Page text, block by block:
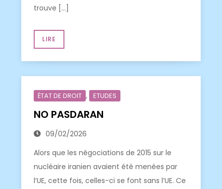
trouve […]
LIRE
ÉTAT DE DROIT , ETUDES
NO PASDARAN
09/02/2026
Alors que les négociations de 2015 sur le
nucléaire iranien avaient été menées par
l’UE, cette fois, celles-ci se font sans l’UE. Ce